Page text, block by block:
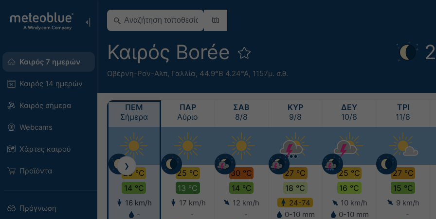
Καιρός 7 ημερών
Καιρός 14 ημερών
Καιρός σήμερα
Webcams
Χάρτες καιρού
Προϊόντα
Πρόγνωση
Καιρός Borée
Ωβέρνη-Ρον-Αλπ, Γαλλία, 44.9°Β 4.24°Α, 1157μ. σ.θ.
ΠΕΜ
Σήμερα
25 °C
14 °C
16 km/h
-
ΠΑΡ
Αύριο
25 °C
13 °C
17 km/h
-
ΣΑΒ
8/8
30 °C
14 °C
12 km/h
-
ΚΥΡ
9/8
27 °C
18 °C
24-74
0-10 mm
ΔΕΥ
10/8
25 °C
16 °C
10 km/h
0-10 mm
ΤΡΙ
11/8
27 °C
15 °C
9 km/h
-
❯